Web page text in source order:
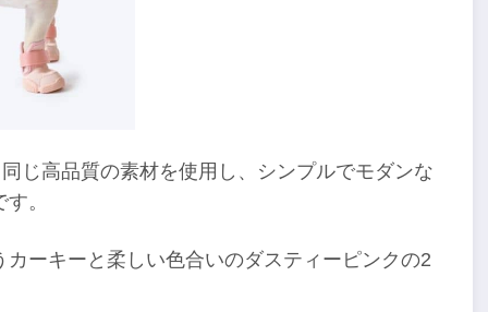
じ高品質の素材を使用し、シンプルでモダンな
。
ーキーと柔しい色合いのダスティーピンクの2